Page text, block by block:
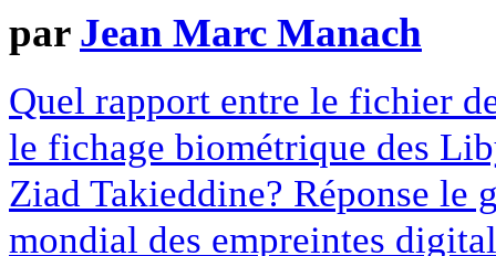
par Jean Marc Manach
Quel rapport entre le fichier
le fichage biométrique des
Ziad Takieddine? Réponse le
mondial des empreintes